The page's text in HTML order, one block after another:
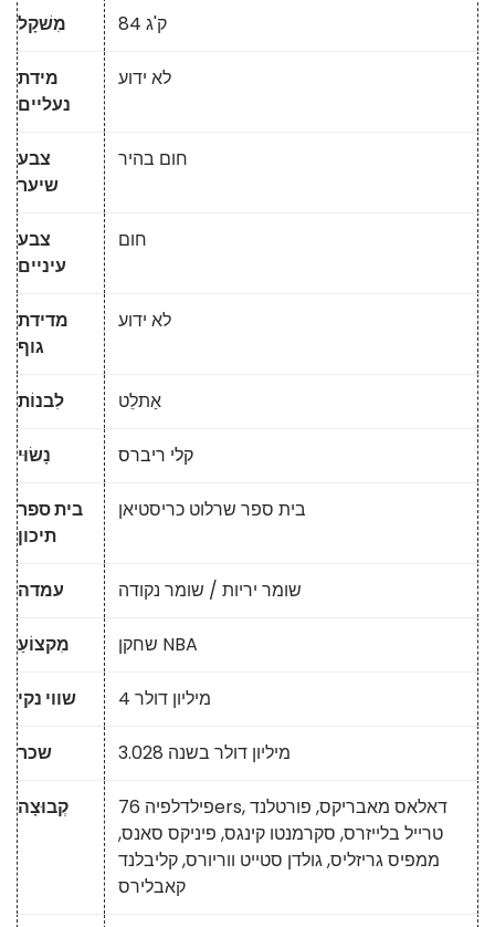
מִשׁקָל 84 ק'ג
מידת
נעליים
לא ידוע
צבע
שיער
חום בהיר
צבע
עיניים
חום
מדידת
גוף
לא ידוע
לִבנוֹת אַתלֵט
נָשׂוּי קלי ריברס
בית ספר
תיכון
בית ספר שרלוט כריסטיאן
עמדה שומר יריות / שומר נקודה
מִקצוֹעַ שחקן NBA
שווי נקי 4 מיליון דולר
שכר 3.028 מיליון דולר בשנה
קְבוּצָה
פילדלפיה 76ers, דאלאס מאבריקס, פורטלנד
טרייל בלייזרס, סקרמנטו קינגס, פיניקס סאנס,
ממפיס גריזליס, גולדן סטייט ווריורס, קליבלנד
קאבלירס